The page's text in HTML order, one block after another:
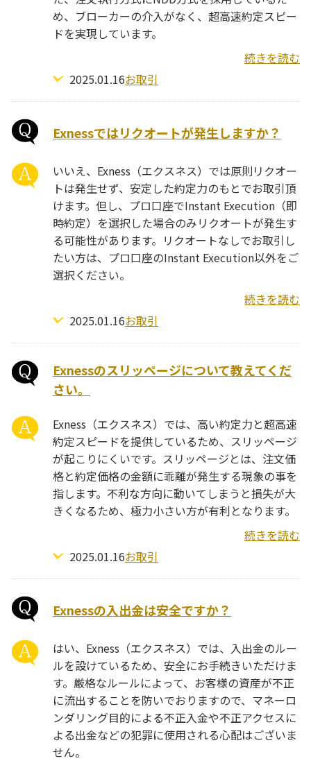
め、ブローカーの介入がなく、超高速約定スピー
ドを実現しています。
続きを読む
2025.01.16お取引
Exnessではリクオートが発生しますか？
いいえ、Exness（エクスネス）では原則リクオー
トは発生せず、安定した約定力のもとでお取引頂
けます。但し、プロ口座でInstant Execution（即
時約定）を選択した場合のみリクオートが発生す
る可能性があります。リクオートなしでお取引し
たい方は、プロ口座のInstant Execution以外をご
選択ください。
続きを読む
2025.01.16お取引
Exnessのスリッページについて教えてくだ
さい。
Exness（エクスネス）では、高い約定力と超高速
約定スピードを提供しているため、スリッページ
が起こりにくいです。スリッページとは、注文価
格と約定価格の金額に乖離が発生する現象の事を
指します。不利な方向に動いてしまうと損失が大
きくなるため、極力小さい方が有利となります。
続きを読む
2025.01.16お取引
Exnessの入出金は安全ですか？
はい、Exness（エクスネス）では、入出金のルー
ルを設けているため、安全にお手続きいただけま
す。厳格なルールによって、お客様の資産が不正
に流出することを防いでおりますので、マネーロ
ンダリング目的による不正入金や不正アクセスに
よる出金などの犯罪に使用される心配はございま
せん。